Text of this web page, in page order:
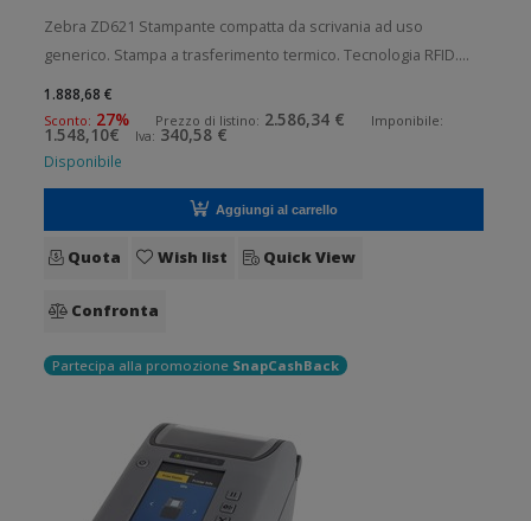
Zebra ZD621 Stampante compatta da scrivania ad uso
generico. Stampa a trasferimento termico. Tecnologia RFID.
mm/sec Risoluzione di stampa: 12 dot/mm RFID: Presente
Wireless: Presente
1.888,68 €
Sconto: 27% Prezzo di listino: 2.586,34 € Imponibile:
1.548,10€ Iva: 340,58 €
Disponibile
Aggiungi al carrello
Quota Wish list Quick View
Confronta
Partecipa alla promozione SnapCashBack